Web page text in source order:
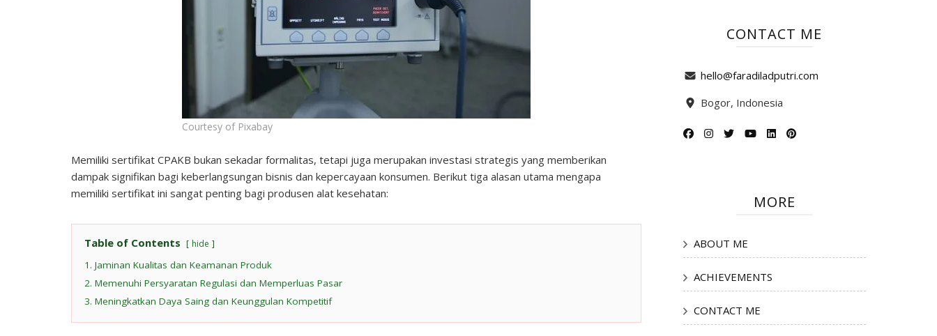
Courtesy of Pixabay
Memiliki sertifikat CPAKB bukan sekadar formalitas, tetapi juga merupakan investasi strategis yang memberikan
dampak signifikan bagi keberlangsungan bisnis dan kepercayaan konsumen. Berikut tiga alasan utama mengapa
memiliki sertifikat ini sangat penting bagi produsen alat kesehatan:
Table of Contents hide
1. Jaminan Kualitas dan Keamanan Produk
2. Memenuhi Persyaratan Regulasi dan Memperluas Pasar
3. Meningkatkan Daya Saing dan Keunggulan Kompetitif
CONTACT ME
hello@faradiladputri.com
Bogor, Indonesia
MORE
ABOUT ME
ACHIEVEMENTS
CONTACT ME